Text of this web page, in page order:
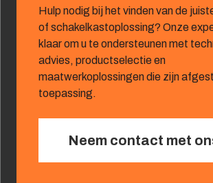
Hulp nodig bij het vinden van de
of schakelkastoplossing? Onze
klaar om u te ondersteunen met
advies, productselectie en
maatwerkoplossingen die zijn
toepassing.
Neem contact met